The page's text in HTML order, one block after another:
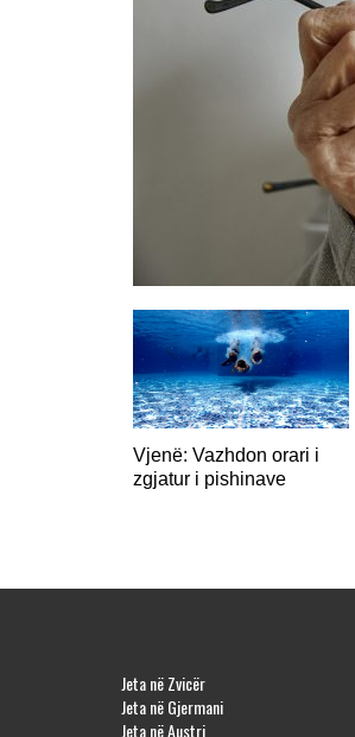
Vjenë: Vazhdon orari i
zgjatur i pishinave
Jeta në Zvicër
Jeta në Gjermani
Jeta në Austri